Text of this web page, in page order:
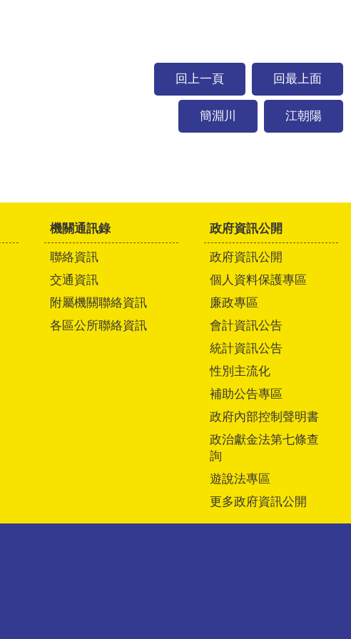
回上一頁
回最上面
簡淵川 江朝陽
機關通訊錄
聯絡資訊
交通資訊
附屬機關聯絡資訊
各區公所聯絡資訊
政府資訊公開
政府資訊公開
個人資料保護專區
廉政專區
會計資訊公告
統計資訊公告
性別主流化
補助公告專區
政府內部控制聲明書
政治獻金法第七條查
詢
遊說法專區
更多政府資訊公開